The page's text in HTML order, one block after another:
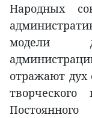
Народных
модели
отражают дух
творческого